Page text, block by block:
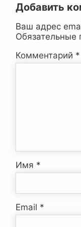
Добавить
Ваш адрес
Обязательные
Комментарий *
Имя *
Email *